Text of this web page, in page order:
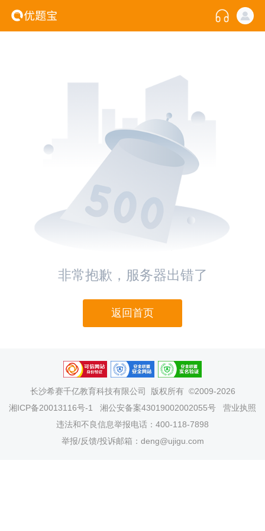
非常抱歉，服务器出错了
返回首页
长沙希赛千亿教育科技有限公司
版权所有 ©2009-2026
湘ICP备20013116号-1
湘公安备案43019002002055号
营业执照
违法和不良信息举报电话：400-118-7898
举报/反馈/投诉邮箱：deng@ujigu.com